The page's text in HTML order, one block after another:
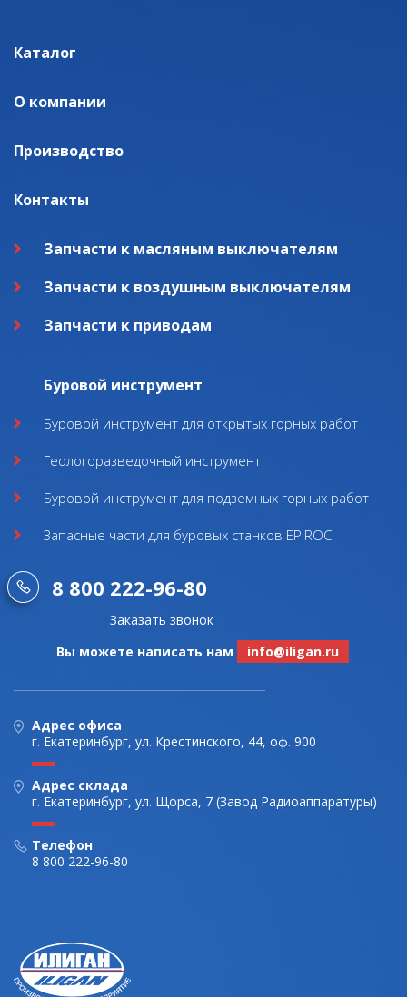
Каталог
О компании
Производство
Контакты
Запчасти к масляным выключателям
Запчасти к воздушным выключателям
Запчасти к приводам
Буровой инструмент
Буровой инструмент для открытых горных работ
Геологоразведочный инструмент
Буровой инструмент для подземных горных работ
Запасные части для буровых станков EPIROC
8 800 222-96-80
Заказать звонок
Вы можете написать нам
info@iligan.ru
Адрес офиса
г. Екатеринбург, ул. Крестинского, 44, оф. 900
Адрес склада
г. Екатеринбург, ул. Щорса, 7 (Завод Радиоаппаратуры)
Телефон
8 800 222-96-80